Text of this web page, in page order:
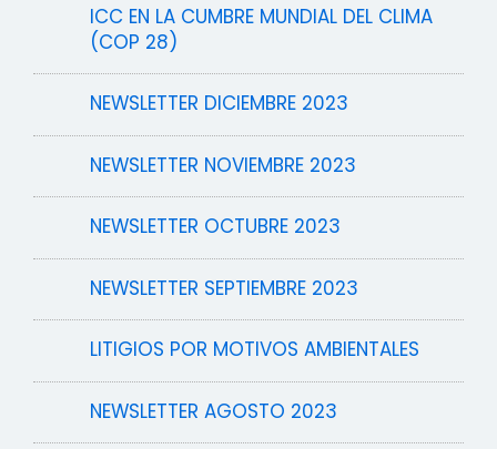
ICC EN LA CUMBRE MUNDIAL DEL CLIMA
(COP 28)
NEWSLETTER DICIEMBRE 2023
NEWSLETTER NOVIEMBRE 2023
NEWSLETTER OCTUBRE 2023
NEWSLETTER SEPTIEMBRE 2023
LITIGIOS POR MOTIVOS AMBIENTALES
NEWSLETTER AGOSTO 2023